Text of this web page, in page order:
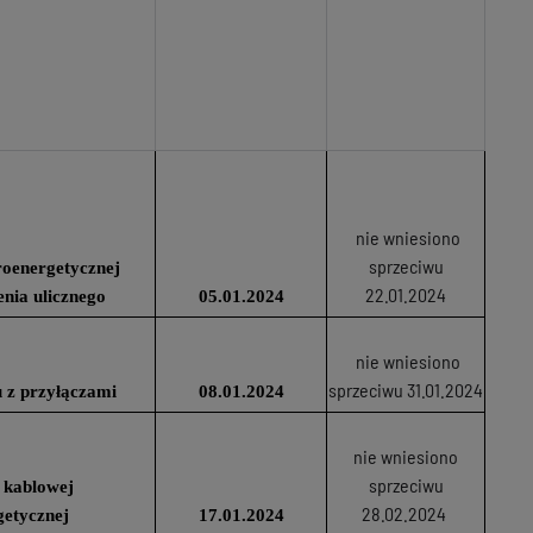
ulicznego
05.01.2024
nie wniesiono
sprzeciwu
22.01.2024
z przyłączami 08.01.2024
nie wniesiono
sprzeciwu 31.01.2024
kablowej
17.01.2024
nie wniesiono
sprzeciwu
28.02.2024